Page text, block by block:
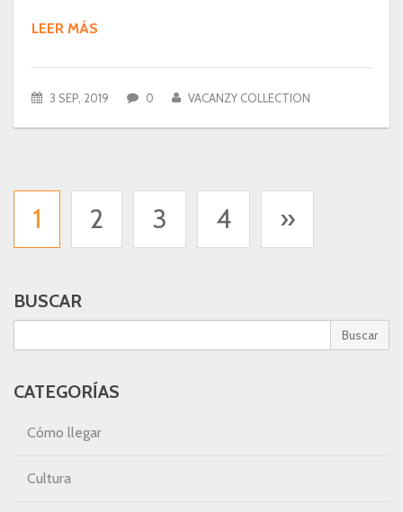
LEER MÁS
3 SEP, 2019 0 VACANZY COLLECTION
1 2 3 4 »
BUSCAR
Buscar
CATEGORÍAS
Cómo llegar
Cultura